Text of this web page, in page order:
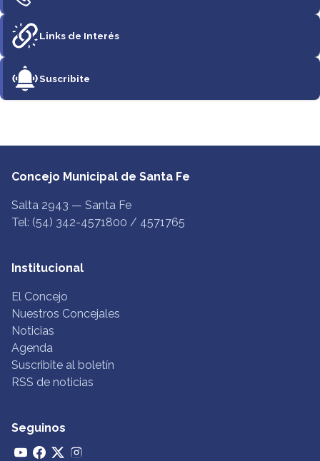
Links de Interés
Suscribite
Concejo Municipal de Santa Fe
Salta 2943 — Santa Fe
Tel: (54) 342-4571800 / 4571765
Institucional
El Concejo
Nuestros Concejales
Noticias
Agenda
Suscribite al boletín
RSS de noticias
Seguinos